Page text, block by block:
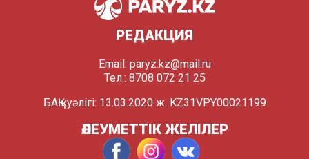
РЕДАКЦИЯ
Email: paryz.kz@mail.ru
Тел.: 8708 072 21 25
БАҚ куәлігі: 13.03.2020 ж. KZ31VPY00021199
ӘЛЕУМЕТТІК ЖЕЛІЛЕР